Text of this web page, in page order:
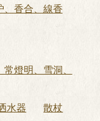
、香合、線香
燈明、雪洞、
水器
散杖